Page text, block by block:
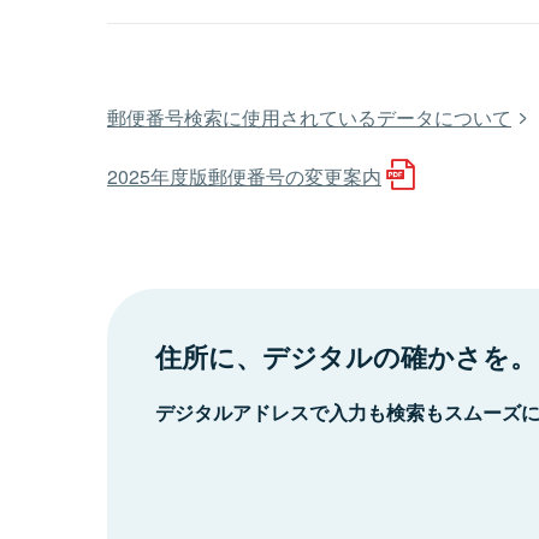
郵便番号検索に使用されているデータについて
2025年度版郵便番号の変更案内
住所に、デジタルの確かさを。
デジタルアドレスで入力も検索もスムーズ